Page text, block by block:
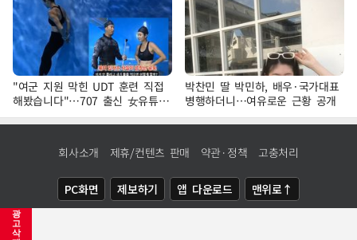
광
고
삭
"여군 지원 막힌 UDT 훈련 직접
해봤습니다"…707 출신 女유튜버
'완벽 소화'
박찬민 딸 박민하, 배우·국가대표
병행하더니…여유로운 근황 공개
회사소개 제휴/컨텐츠 판매 약관·정책 고충처리
PC화면 제보하기 앱 다운로드 맨위로↑